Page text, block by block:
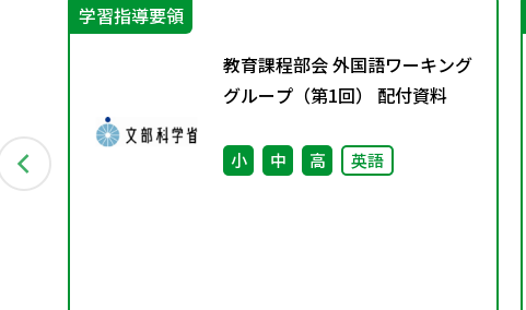
学習指導要領
教育課程部会 外国語ワーキング
グループ（第1回） 配付資料
小 中 高 英語